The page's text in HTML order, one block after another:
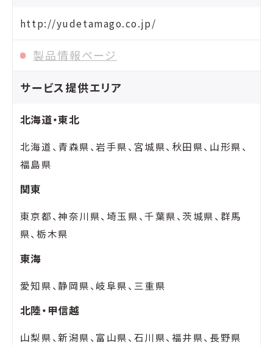
http://yudetamago.co.jp/
製品情報ページ
サービス提供エリア
北海道・東北
北海道、青森県、岩手県、宮城県、秋田県、山形県、
福島県
関東
東京都、神奈川県、埼玉県、千葉県、茨城県、群馬
県、栃木県
東海
愛知県、静岡県、岐阜県、三重県
北陸・甲信越
山梨県、新潟県、富山県、石川県、福井県、長野県